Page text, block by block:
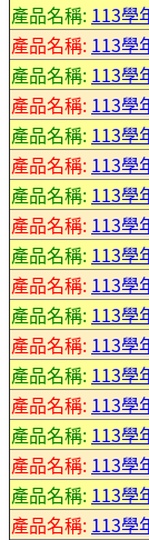
產品名稱: 113學
產品名稱: 113學
產品名稱: 113學
產品名稱: 113學
產品名稱: 113學
產品名稱: 113學
產品名稱: 113學
產品名稱: 113學
產品名稱: 113學
產品名稱: 113學
產品名稱: 113學
產品名稱: 113學
產品名稱: 113學
產品名稱: 113學
產品名稱: 113學
產品名稱: 113學
產品名稱: 113學
產品名稱: 113學